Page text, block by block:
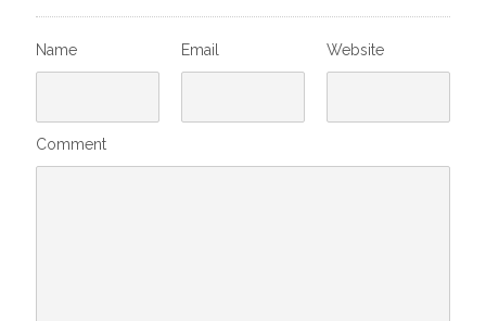
Name Email Website
Comment